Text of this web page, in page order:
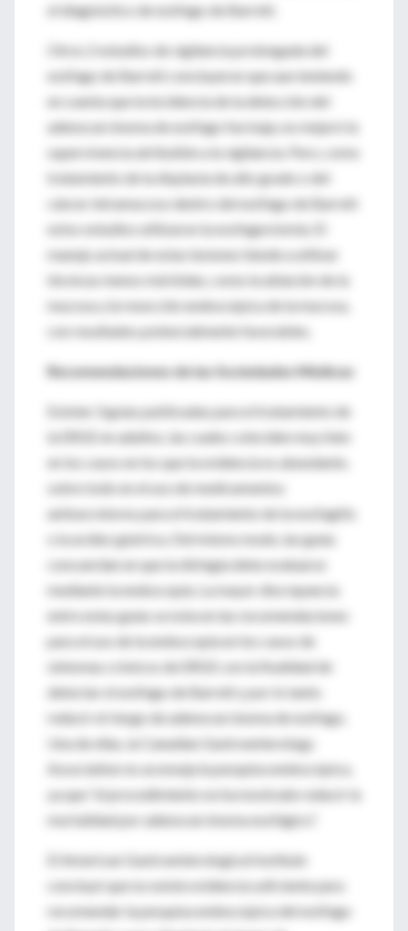
el diagnóstico de esófago de Barrett.
Otros 2 estudios de vigilancia prolongada del
esófago de Barrett concluyeron que aun teniendo
en cuenta que la incidencia de la detección del
adenocarcinoma de esófago fue baja, no mejoró la
supervivencia atribuible a la vigilancia. Pero, como
tratamiento de la displasia de alto grado o del
cáncer intramucoso dentro del esófago de Barrett
estos estudios utilizaron la esofagectomía. El
manejo actual de estas lesiones tiende a utilizar
técnicas menos mórbidas, como la ablación de la
mucosa y la resección endoscópica de la mucosa,
con resultados potencialmente favorables.
Recomendaciones de las Sociedades Médicas
Existen 3 guías publicadas para el tratamiento de
la ERGE en adultos, las cuales coinciden muy bien
en los casos en los que la evidencia es abundante,
sobre todo en el uso de medicamentos
antisecretores para el tratamiento de la esofagitis
o la acidez gástrica. Del mismo modo, las guías
concuerdan en que la disfagia debe evaluarse
mediante la endoscopia. La mayor discrepancia
entre estas guías se nota en las recomendaciones
para el uso de la endoscopia en los casos de
síntomas crónicos de ERGE con la finalidad de
detectar el esófago de Barrett y por lo tanto
reducir el riesgo de adenocarcinoma de esófago.
Una de ellas, la Canadian Gastroenterology
Association no aconseja la pesquisa endoscópica,
ya que “el procedimiento no ha mostrado reducir la
mortalidad por adenocarcinoma esofágico”.
El American Gastroenterological Institute
concluyó que no existe evidencia suficiente para
recomendar la pesquisa endoscópica del esófago